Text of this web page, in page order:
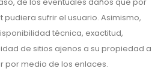
sufrir el usuario. Asimismo,
técnica, exactitud,
de sitios ajenos a su propiedad a
por medio de los enlaces.